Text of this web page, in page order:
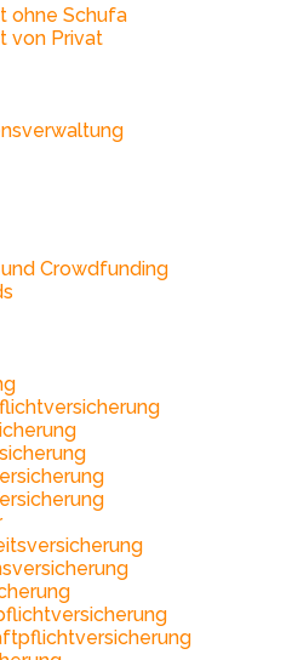
ohne Schufa
von Privat
Crowdfunding